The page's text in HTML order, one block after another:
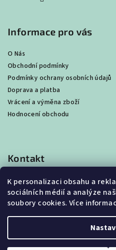
K personalizaci obsahu a
sociálních médií a analýze
soubory cookies. Více
Informace pro vás
O Nás
Obchodní podmínky
Podmínky ochrany osobních údajů
Doprava a platba
Vrácení a výměna zboží
Hodnocení obchodu
Kontakt
shop@best4beast.com
+420 734 673 849